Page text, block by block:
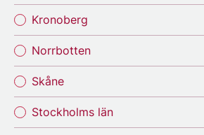
Kronoberg
Norrbotten
Skåne
Stockholms län